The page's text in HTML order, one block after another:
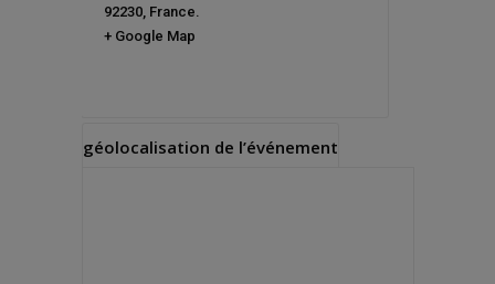
92230, France
+ Google Map
géolocalisation de l’événement